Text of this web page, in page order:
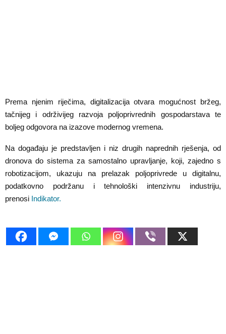
Prema njenim riječima, digitalizacija otvara mogućnost bržeg,
tačnijeg i održivijeg razvoja poljoprivrednih gospodarstava te
boljeg odgovora na izazove modernog vremena.
Na događaju je predstavljen i niz drugih naprednih rješenja, od
dronova do sistema za samostalno upravljanje, koji, zajedno s
robotizacijom, ukazuju na prelazak poljoprivrede u digitalnu,
podatkovno podržanu i tehnološki intenzivnu industriju,
prenosi Indikator.